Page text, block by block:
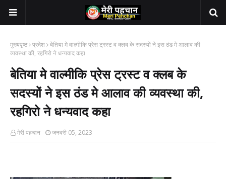
मुख्यपृष्ठ प्रदेश बेतिया मे वाल्मीकि प्रेस ट्रस्ट व क्लब के सदस्यों ने इस ठंड मे आलाव की
व्यवस्था की, रहगिरो ने धन्यवाद कहा
बेतिया मे वाल्मीकि प्रेस ट्रस्ट व क्लब के
सदस्यों ने इस ठंड मे आलाव की व्यवस्था की,
रहगिरो ने धन्यवाद कहा
मेरी पहचान जनवरी 05, 2023